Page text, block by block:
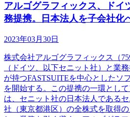
アルゴグラフィックス、ドイ
務提携。日本法人を子会社化
2023年03月30日
株式会社アルゴグラフィックス（
（ドイツ、以下セニット社）と業
が持つFASTSUITEを中心としたソ
を開始する。この提携の一環とし
は、セニット社の日本法人である
社（東京都港区）の全株式を取得